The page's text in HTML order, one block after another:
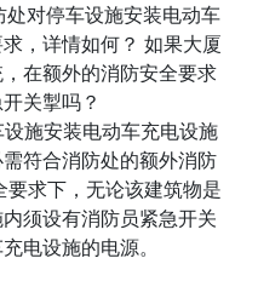
对停车设施安装电动车
，详情如何？ 如果大厦
在额外的消防安全要求
关掣吗？
施安装电动车充电设施
符合消防处的额外消防
求下，无论该建筑物是
须设有消防员紧急开关
电设施的电源。